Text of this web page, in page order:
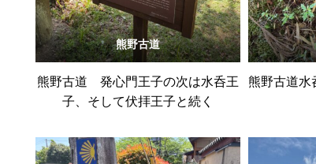
熊野古道
熊野古道 発心門王子の次は水呑王
子、そして伏拝王子と続く
熊野古道水